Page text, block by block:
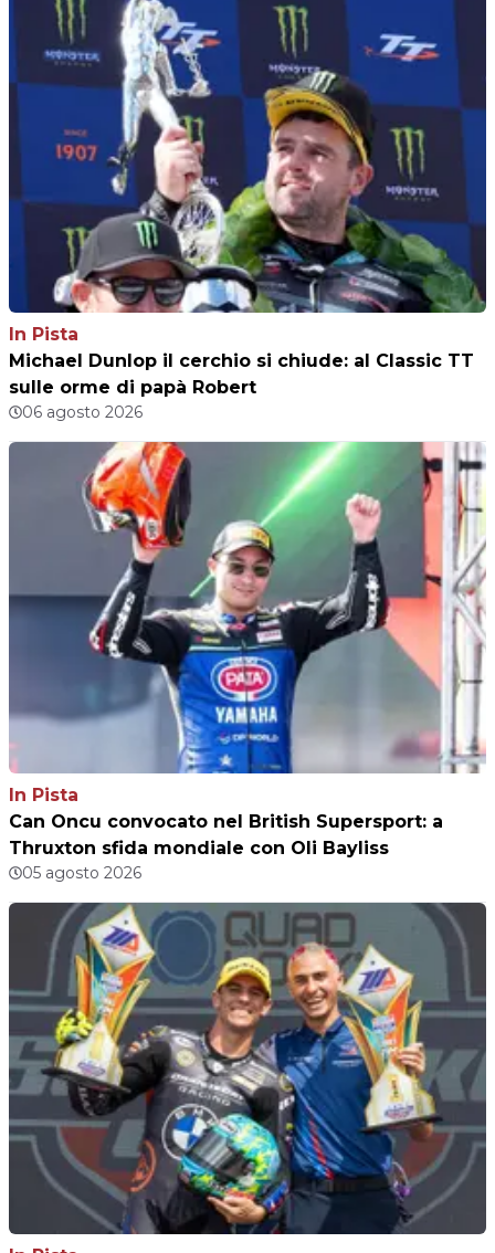
In Pista
Michael Dunlop il cerchio si chiude: al Classic TT
sulle orme di papà Robert
06 agosto 2026
In Pista
Can Oncu convocato nel British Supersport: a
Thruxton sfida mondiale con Oli Bayliss
05 agosto 2026